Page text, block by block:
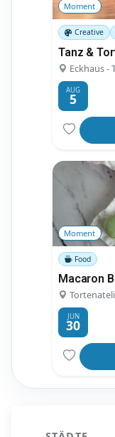
Moment
Creative
Eckhaus -
AUG
5
Moment
Food
Macaron
JUN
30